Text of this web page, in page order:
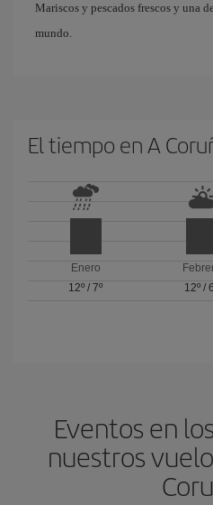
Mariscos y pescados frescos y una
mundo.
El tiempo en A
Enero
12º /7º
12º /
Eventos en
nuestros